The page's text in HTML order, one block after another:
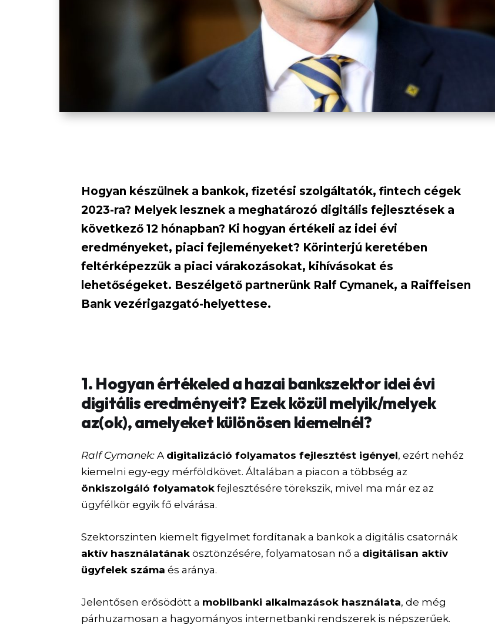
Hogyan készülnek a bankok, fizetési szolgáltatók, fintech cégek
2023-ra? Melyek lesznek a meghatározó digitális fejlesztések a
következő 12 hónapban? Ki hogyan értékeli az idei évi
eredményeket, piaci fejleményeket? Körinterjú keretében
feltérképezzük a piaci várakozásokat, kihívásokat és
lehetőségeket. Beszélgető partnerünk Ralf Cymanek, a Raiffeisen
Bank vezérigazgató-helyettese.
1. Hogyan értékeled a hazai bankszektor idei évi
digitális eredményeit? Ezek közül melyik/melyek
az(ok), amelyeket különösen kiemelnél?
Ralf Cymanek: A digitalizáció folyamatos fejlesztést igényel, ezért nehéz
kiemelni egy-egy mérföldkövet. Általában a piacon a többség az
önkiszolgáló folyamatok fejlesztésére törekszik, mivel ma már ez az
ügyfélkör egyik fő elvárása.
Szektorszinten kiemelt figyelmet fordítanak a bankok a digitális csatornák
aktív használatának ösztönzésére, folyamatosan nő a digitálisan aktív
ügyfelek száma és aránya.
Jelentősen erősödött a mobilbanki alkalmazások használata, de még
párhuzamosan a hagyományos internetbanki rendszerek is népszerűek.